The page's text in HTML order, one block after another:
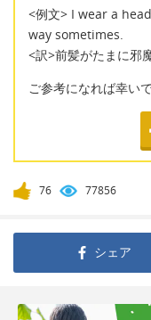
<例文> I wear a
way sometimes.
<訳>前髪がたまに邪
ご参考になれば幸いで
76 77856
シェア